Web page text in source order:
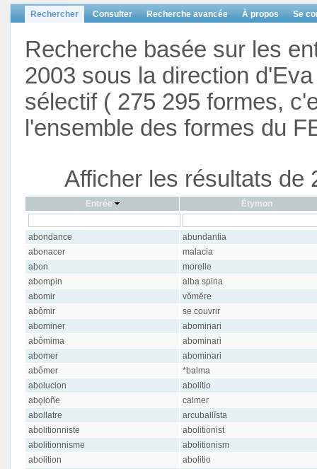
Rechercher Consulter Recherche avancée À propos Se
Recherche basée sur les
2003 sous la direction
sélectif ( 275 295 formes,
l'ensemble des formes du
Afficher les résultats de
Entrée Étymon
abondance
abundantia
abonacer
malacia
abon
morelle
abompin
alba spina
abomir
vŏmĕre
abômir
se couvrir
abominer
abominari
abômima
abominari
abomer
abominari
abômer
*balma
abolucion
abolitio
abǫloñe
calmer
abollatre
arcuballĭsta
abolitionniste
abolitionist
abolitionnisme
abolitionism
abolition
abolitio